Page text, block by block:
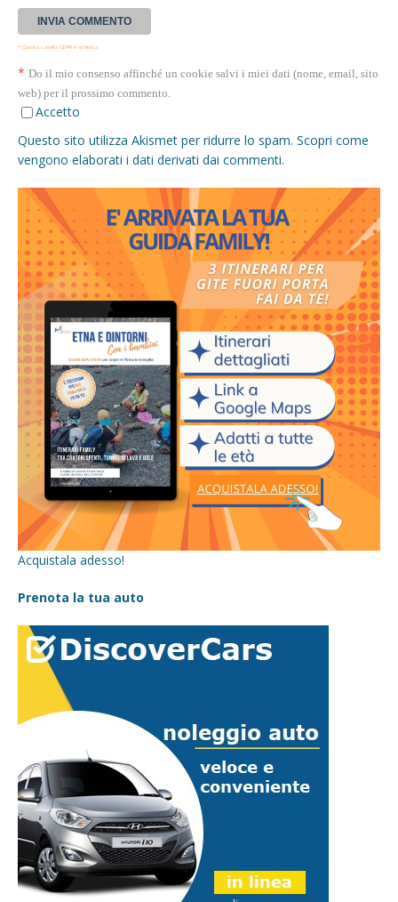
* Questa casella GDPR è richiesta
* Do il mio consenso affinché un cookie salvi i miei dati (nome, email, sito
web) per il prossimo commento.
Accetto
Questo sito utilizza Akismet per ridurre lo spam. Scopri come
vengono elaborati i dati derivati dai commenti.
Acquistala adesso!
Prenota la tua auto